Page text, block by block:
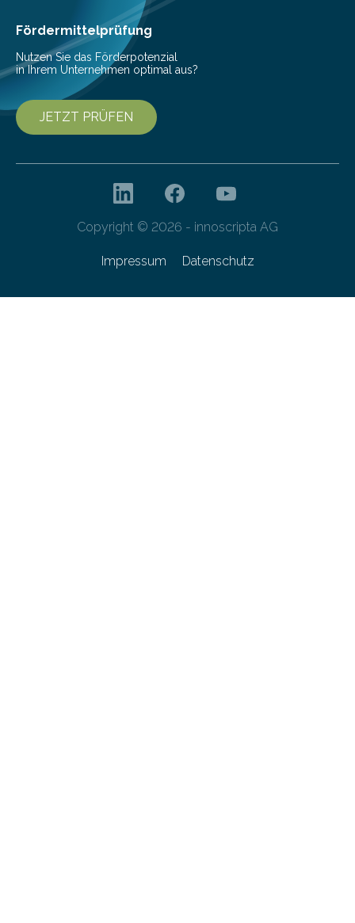
Fördermittelprüfung
Nutzen Sie das Förderpotenzial
in Ihrem Unternehmen optimal aus?
JETZT PRÜFEN
Copyright © 2026 - innoscripta AG
Impressum Datenschutz